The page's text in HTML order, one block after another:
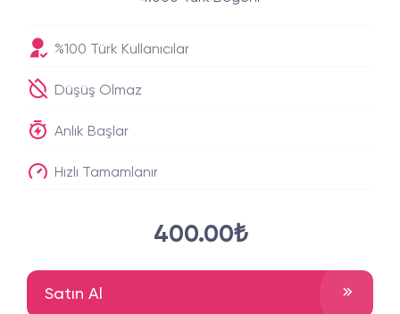
%100 Türk Kullanıcılar
Düşüş Olmaz
Anlık Başlar
Hızlı Tamamlanır
400.00₺
Satın Al